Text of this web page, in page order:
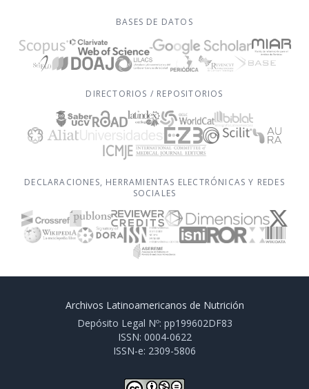
BASES DE DATOS
DIRECTORIOS / REPOSITORIOS
DECLARACIONES, HERRAMIENTAS ELECTRÓNICAS Y REDES
SOCIALES
Archivos Latinoamericanos de Nutrición
Depósito Legal Nº: pp199602DF83
ISSN: 0004-0622
ISSN-e: 2309-5806